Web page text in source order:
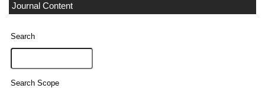
Journal Content
Search
Search Scope